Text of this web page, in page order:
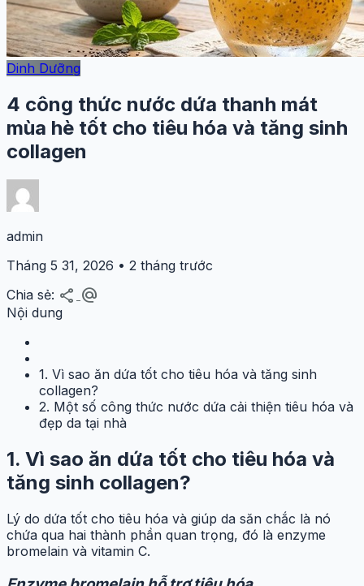
Dinh Dưỡng
4 công thức nước dứa thanh mát
mùa hè tốt cho tiêu hóa và tăng sinh
collagen
admin
Tháng 5 31, 2026 • 2 tháng trước
Chia sẻ: share alternate_email
Nội dung
1. Vì sao ăn dứa tốt cho tiêu hóa và tăng sinh
collagen?
2. Một số công thức nước dứa cải thiện tiêu hóa và
đẹp da tại nhà
1. Vì sao ăn dứa tốt cho tiêu hóa và
tăng sinh collagen?
Lý do dứa tốt cho tiêu hóa và giúp da săn chắc là nó
chứa qua hai thành phần quan trọng, đó là enzyme
bromelain và vitamin C.